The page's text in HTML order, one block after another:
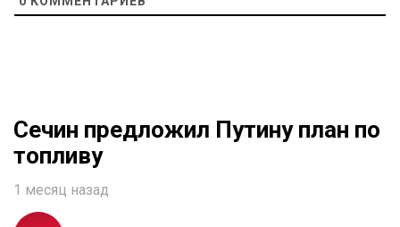
Сечин предложил Путину план по
топливу
1 месяц назад